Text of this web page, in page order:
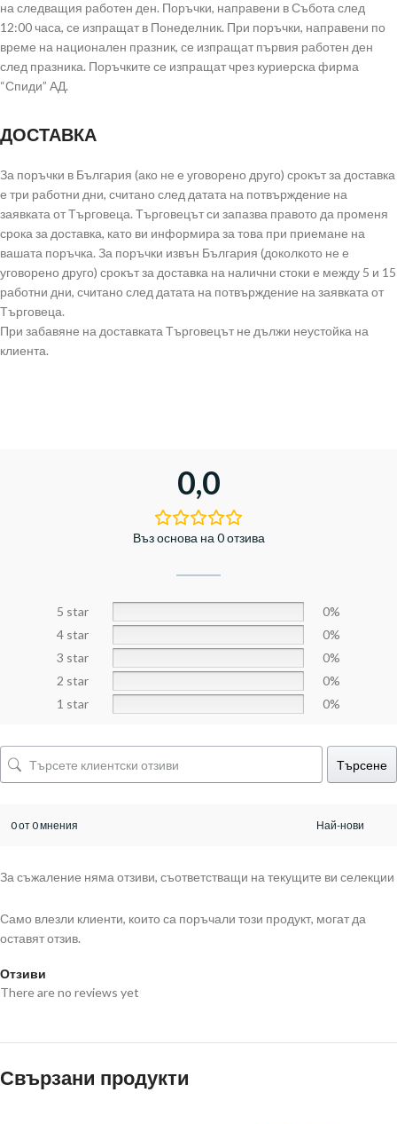
на следващия работен ден. Поръчки, направени в Събота след
12:00 часа, се изпращат в Понеделник. При поръчки, направени по
време на национален празник, се изпращат първия работен ден
след празника. Поръчките се изпращат чрез куриерска фирма
“Спиди” АД.
ДОСТАВКА
За поръчки в България (ако не е уговорено друго) срокът за доставка
е три работни дни, считано след датата на потвърждение на
заявката от Търговеца. Търговецът си запазва правото да променя
срока за доставка, като ви информира за това при приемане на
вашата поръчка. За поръчки извън България (доколкото не е
уговорено друго) срокът за доставка на налични стоки е между 5 и 15
работни дни, считано след датата на потвърждение на заявката от
Търговеца.
При забавяне на доставката Търговецът не дължи неустойка на
клиента.
0,0
Въз основа на 0 отзива
5 star
0%
4 star
0%
3 star
0%
2 star
0%
1 star
0%
Търсене
0 от 0 мнения
За съжаление няма отзиви, съответстващи на текущите ви селекции
Отзиви
There are no reviews yet
Само влезли клиенти, които са поръчали този продукт, могат да
оставят отзив.
Свързани продукти